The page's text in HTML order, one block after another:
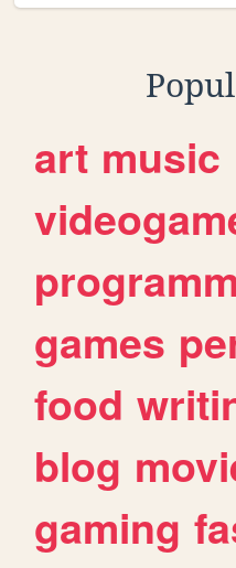
art music
games
food
blog
gaming